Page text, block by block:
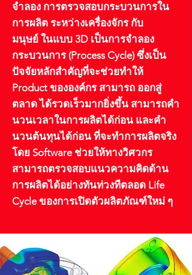
จำลอง การตรวจสอบกระบวนการใน
การผลิต ระหว่างเครื่องจักร กับ
มนุษย์ ในแบบ 3D เป็นการจำลอง
กระบวนการ (Process Cycle) ซึ่งเป็น
ปัจจัยหลักสำคัญที่จะช่วยทำให้
Product ขององค์กร สามารถ ออกสู่
ตลาด ได้รวดเร็วมากยิ่งขึ้น สามารถคำ
นวนเวลาในการผลิตได้ก่อน และคำ
นวนต้นทุนได้ก่อน ที่จะทำการผลิตจริง
โดย Software ช่วยให้ทางวิศวกร
สามารถตรวจสอบแนวความคิดด้าน
การผลิตได้อย่างทันท่วงทีตลอด Life
Cycle ของการเปิดตัวผลิตภัณฑ์ใหม่ ๆ